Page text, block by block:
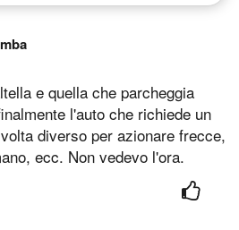
e quella che parcheggia
l'auto che richiede un
diverso per azionare frecce,
ecc. Non vedevo l'ora.